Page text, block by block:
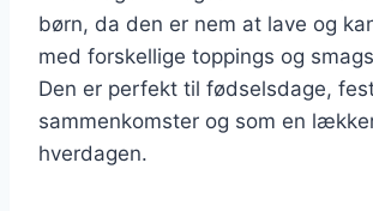
børn, da den er nem at lave og
med forskellige toppings og
Den er perfekt til fødselsdage,
sammenkomster og som en
hverdagen.